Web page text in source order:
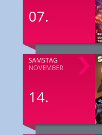
07.
SAMSTAG
NOVEMBER
14.